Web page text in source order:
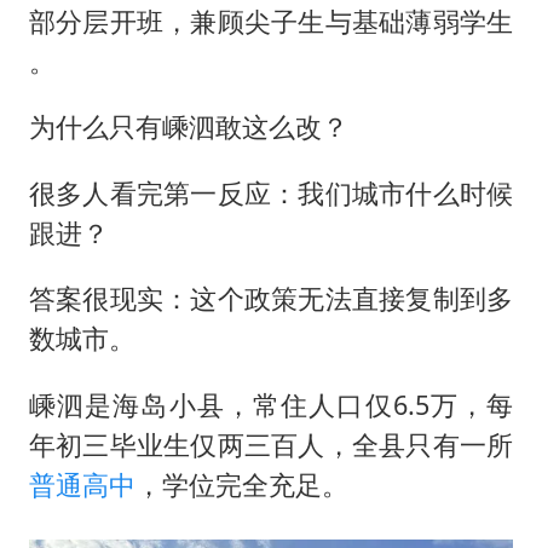
部分层开班，兼顾尖子生与基础薄弱学生
。
为什么只有嵊泗敢这么改？
很多人看完第一反应：我们城市什么时候
跟进？
答案很现实：这个政策无法直接复制到多
数城市。
嵊泗是海岛小县，常住人口仅6.5万，每
年初三毕业生仅两三百人，全县只有一所
普通高中 ，学位完全充足。